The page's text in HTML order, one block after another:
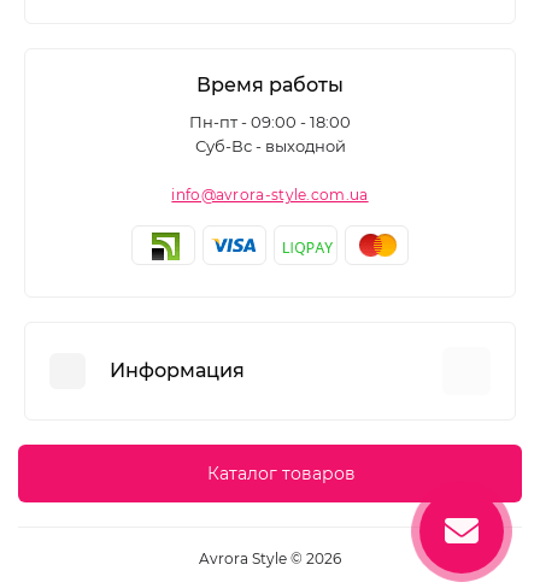
Время работы
Пн-пт - 09:00 - 18:00
Суб-Вс - выходной
info@avrora-style.com.ua
Информация
Пользовательское соглашение
Каталог товаров
Avrora Style © 2026